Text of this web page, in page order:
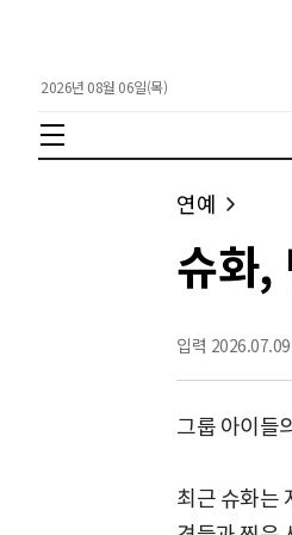
2026년 08월 06일(목)
연예
슈화,
입력
그룹 아이들
최근 슈화는